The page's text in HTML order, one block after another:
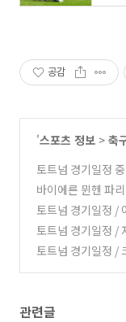
공감
'스포츠 정보 > 축
토트넘 경기일정
(0)
바이에른 뮌헨 파
중계
(0)
토트넘 경기일정 /
중계방송보기
(0)
토트넘 경기일정 /
토트넘 경기일정 /
관련글